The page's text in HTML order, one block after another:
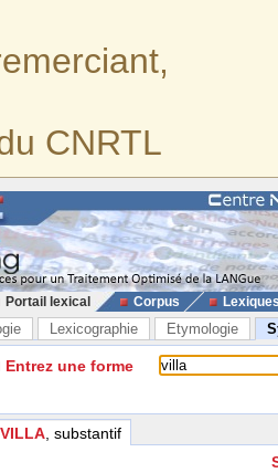
CNRTL
Portail lexical Corpus
Lexicographie Etymologie
Entrez une forme
VILLA , substantif